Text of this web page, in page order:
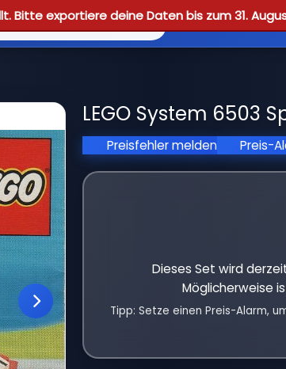
Bitte exportiere deine Daten bis zum 31.
Reviews
LEGO System 6503
Preisfehler melden Preis-
Dieses Set wird
Möglicherweise
Tipp: Setze einen Preis-Alarm,